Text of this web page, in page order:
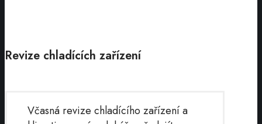
Revize chladících zařízení
Včasná revize chladícího zařízení a